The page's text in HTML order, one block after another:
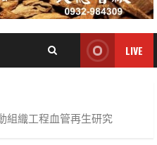
LIVE
組織工程血管再生研究